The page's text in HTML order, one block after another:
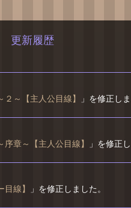
更新履歴
～【主人公目線】 」を修正しま
章～【主人公目線】 」を修正
線】 」を修正しました。